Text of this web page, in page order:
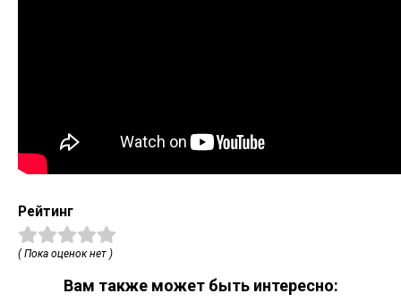
Рейтинг
( Пока оценок нет )
Вам также может быть интересно: